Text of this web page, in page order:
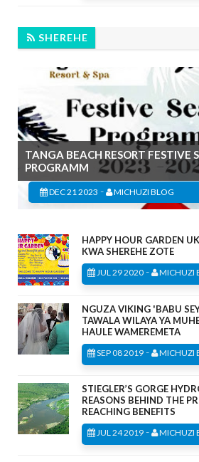
SHEREHE
TANGA BEACH RESORT FESTIVE
PROGRAMM
DEC 21 2023 - MICHUZI BLOG
HAPPY HOUR GARDEN
KWA SHEREHE ZOTE
JUL 29 2020 - MICHUZI
NGUZA VIKING 'BABU
TAWALA WILAYA YA
HAULE WAMEREMETA
SEP 08 2019 - MICHUZI
STIEGLER’S GORGE
REASONS BEHIND THE
REACHING BENEFITS
JUL 24 2019 - MICHUZI